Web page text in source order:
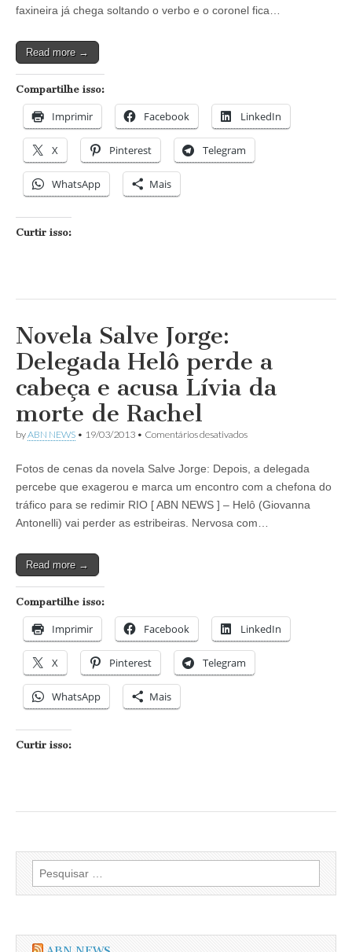
sobre
faxineira já chega soltando o verbo e o coronel fica…
Read more →
Compartilhe isso:
Imprimir Facebook LinkedIn
X Pinterest Telegram
WhatsApp Mais
Curtir isso:
Novela Salve Jorge:
Delegada Helô perde a
cabeça e acusa Lívia da
morte de Rachel
byABN NEWS • 19/03/2013 • Comentários desativadosem
Jorge:
Delegada
perde
a
Fotos de cenas da novela Salve Jorge: Depois, a delegada
percebe que exagerou e marca um encontro com a chefona do
tráfico para se redimir RIO [ ABN NEWS ] – Helô (Giovanna
Antonelli) vai perder as estribeiras. Nervosa com…
Read more →
Compartilhe isso:
Imprimir Facebook LinkedIn
X Pinterest Telegram
WhatsApp Mais
Curtir isso:
Pesquisar
por: